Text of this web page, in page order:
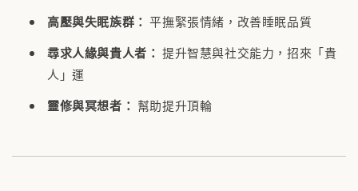
高壓與失眠族群： 平撫緊張情緒，改善睡眠品質
尋求人緣與貴人者： 提升智慧與社交能力，招來「貴
人」運
靈修與冥想者： 幫助提升頂輪